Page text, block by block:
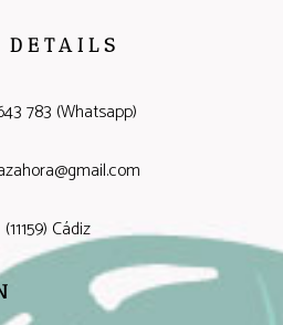
DETAILS
783 (Whatsapp)
Cádiz